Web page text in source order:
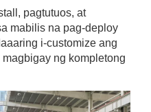
pagtutuos, at
mabilis na pag-deploy
i-customize ang
ng kompletong